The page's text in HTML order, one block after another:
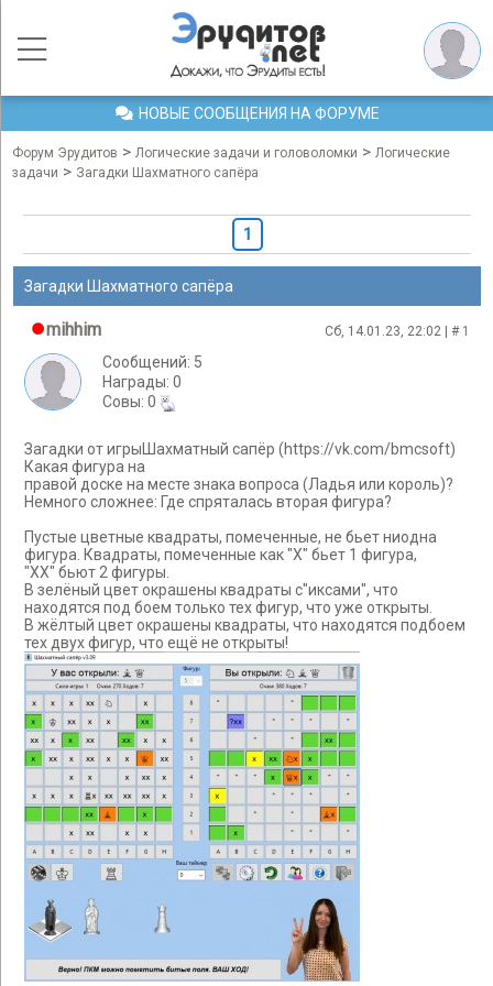
НОВЫЕ СООБЩЕНИЯ НА ФОРУМЕ
Форум Эрудитов > Логические задачи и головоломки > Логические
задачи > Загадки Шахматного сапёра
1
Загадки Шахматного сапёра
mihhim Сб, 14.01.23, 22:02 | # 1
Сообщений: 5
Награды: 0
Cовы: 0
Загадки от игрыШахматный сапёр (https://vk.com/bmcsoft)
Какая фигура на
правой доске на месте знака вопроса (Ладья или король)?
Немного сложнее: Где спряталась вторая фигура?
Пустые цветные квадраты, помеченные, не бьет ниодна
фигура. Квадраты, помеченные как "Х" бьет 1 фигура,
"ХХ" бьют 2 фигуры.
В зелёный цвет окрашены квадраты с"иксами", что
находятся под боем только тех фигур, что уже открыты.
В жёлтый цвет окрашены квадраты, что находятся подбоем
тех двух фигур, что ещё не открыты!